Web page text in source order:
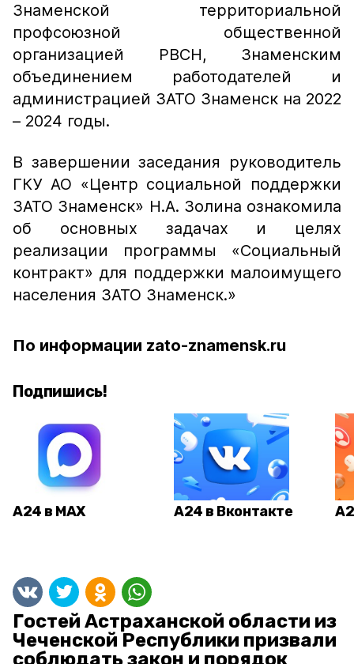
Знаменской территориальной
профсоюзной общественной
организацией РВСН, Знаменским
объединением работодателей и
администрацией ЗАТО Знаменск на 2022
– 2024 годы.
В завершении заседания руководитель
ГКУ АО «Центр социальной поддержки
ЗАТО Знаменск» Н.А. Золина ознакомила
об основных задачах и целях
реализации программы «Социальный
контракт» для поддержки малоимущего
населения ЗАТО Знаменск.»
По информации zato-znamensk.ru
Подпишись!
А24 в MAX А24 в Вконтакте
Гостей Астраханской области из
Чеченской Республики призвали
соблюдать закон и порядок